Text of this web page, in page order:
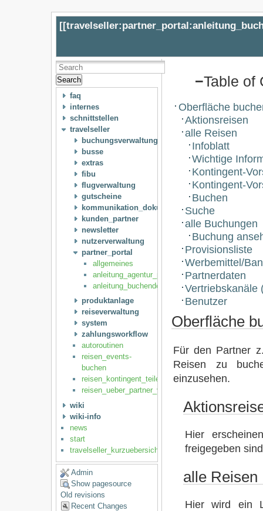
[[
Search
faq
internes
schnittstellen
travelseller
buchungsverwaltung
busse
extras
fibu
flugverwaltung
gutscheine
kommunikation_dokumente
kunden_partner
newsletter
nutzerverwaltung
partner_portal
allgemeines
anleitung_agentur_partner
anleitung_buchender_partner
produktanlage
reiseverwaltung
system
zahlungsworkflow
autoroutinen
reisen_events-
buchen
reisen_kontingent_teilen
reisen_ueber_partner_vertreiben
wiki
wiki-info
news
start
travelseller_kurzuebersicht
Admin
Show pagesource
Old revisions
Recent Changes
−Table of
Oberfläche
Aktionsreisen
alle Reisen
Infoblatt
Wichtige
Kontingent-
Kontingent-
Buchen
Suche
alle Buchungen
Buchung
Provisionsliste
Werbemittel/
Partnerdaten
Vertriebskanäle
Benutzer
Oberfläche
Für den Partner
Reisen zu
einzusehen.
Hier
freigegeben
alle Reisen
Hier wird ein